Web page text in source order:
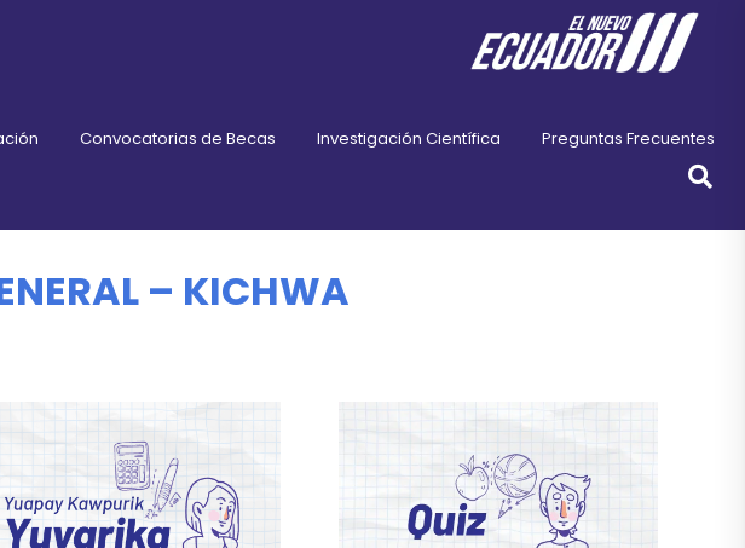
Convocatorias de Becas Investigación Científica Preguntas Frecuentes
– KICHWA